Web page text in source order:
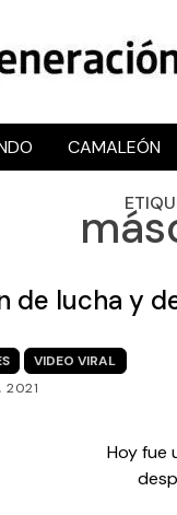
libre e
CAMALEÓN
de lucha y
VIDEO VIRAL
2021
Hoy fue